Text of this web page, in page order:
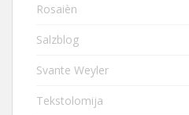
Rosaièn
Salzblog
Svante Weyler
Tekstolomija